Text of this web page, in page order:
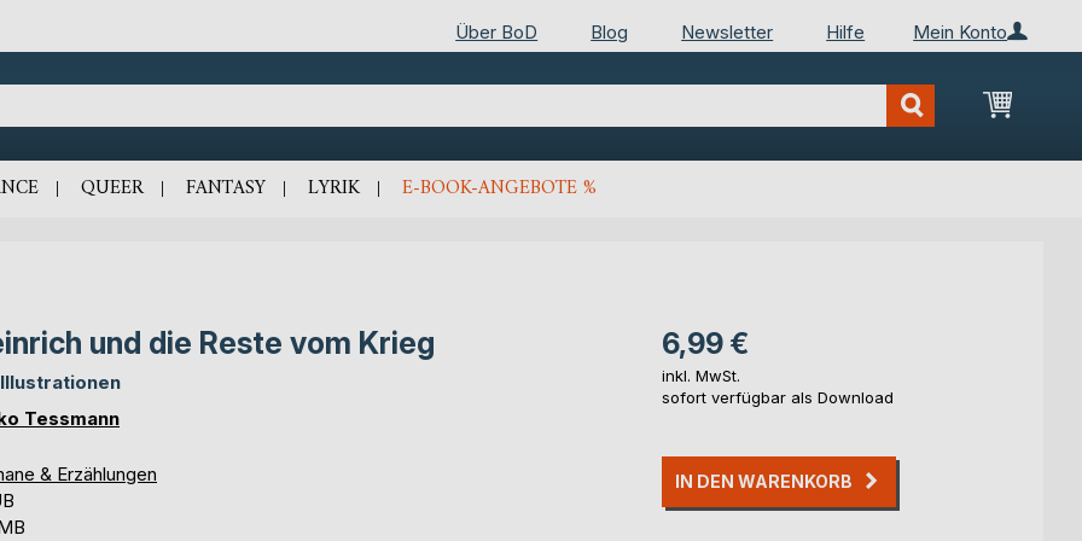
Mein Konto
Über BoD Blog Newsletter Hilfe
Mein
QUEER FANTASY LYRIK E-BOOK-ANGEBOTE %
und die Reste vom Krieg
Tessmann
& Erzählungen
6,99 €
inkl. MwSt.
sofort verfügbar als Download
IN DEN WARENKORB